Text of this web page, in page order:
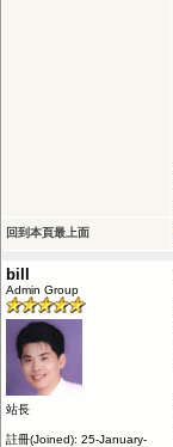
回到本頁最上面
bill
Admin Group
站長
註冊(Joined): 25-January-